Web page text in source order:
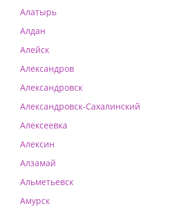
Алатырь
Алдан
Алейск
Александров
Александровск
Александровск-Сахалинский
Алексеевка
Алексин
Алзамай
Альметьевск
Амурск